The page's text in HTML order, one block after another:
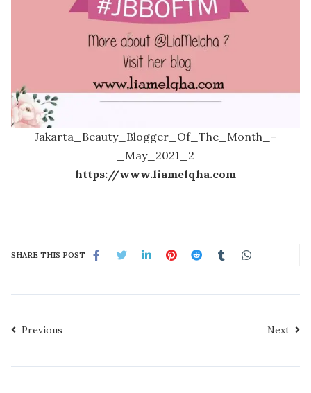
Jakarta_Beauty_Blogger_Of_The_Month_-
_May_2021_2
https://www.liamelqha.com
SHARE THIS POST
Previous Next